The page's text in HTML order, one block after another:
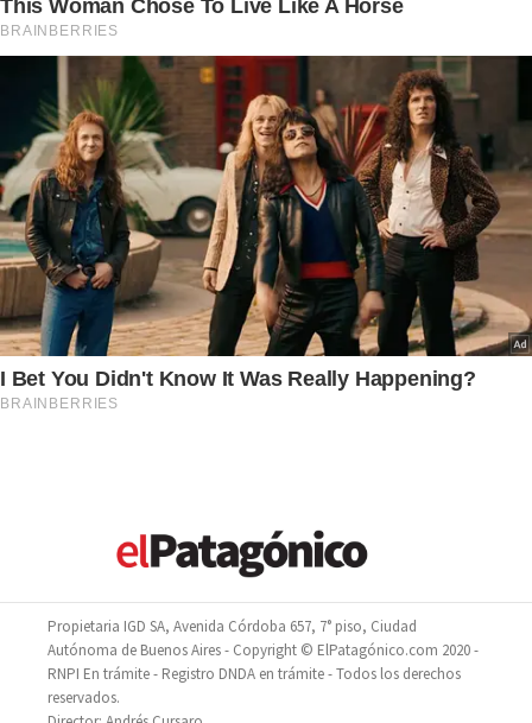
Propietaria IGD SA, Avenida Córdoba 657, 7° piso, Ciudad
Autónoma de Buenos Aires - Copyright © ElPatagónico.com 2020 -
RNPI En trámite - Registro DNDA en trámite - Todos los derechos
reservados.